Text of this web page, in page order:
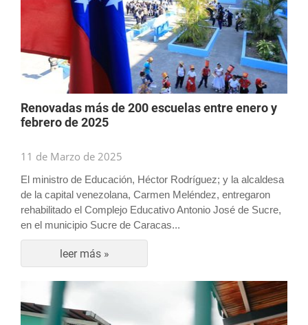
Renovadas más de 200 escuelas entre enero y
febrero de 2025
11 de Marzo de 2025
El ministro de Educación, Héctor Rodríguez; y la alcaldesa
de la capital venezolana, Carmen Meléndez, entregaron
rehabilitado el Complejo Educativo Antonio José de Sucre,
en el municipio Sucre de Caracas...
leer más »